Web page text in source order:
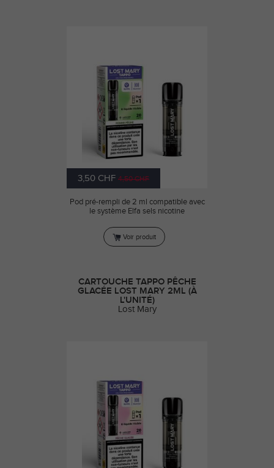
3,50 CHF 4,50 CHF
Pod pré-rempli de 2 ml compatible avec
le système Elfa sels nicotine
Voir produit
CARTOUCHE TAPPO PÊCHE
GLACÉE LOST MARY 2ML (À
L'UNITÉ)
Lost Mary